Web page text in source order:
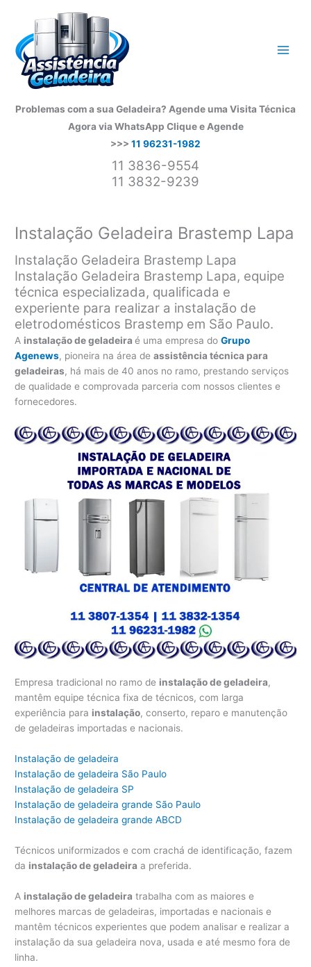
conteúdo
Problemas com a sua Geladeira? Agende uma Visita Técnica
Agora via WhatsApp Clique e Agende
>>> 11 96231-1982
11 3836-9554
11 3832-9239
Instalação Geladeira Brastemp Lapa
Instalação Geladeira Brastemp Lapa
Instalação Geladeira Brastemp Lapa, equipe
técnica especializada, qualificada e
experiente para realizar a instalação de
eletrodomésticos Brastemp em São Paulo.
A instalação de geladeiraé uma empresa doGrupo
Agenews, pioneira na área deassistência técnica para
geladeiras, há mais de 40 anos no ramo, prestando serviços
de qualidade e comprovada parceria com nossos clientes e
fornecedores.
Empresa tradicional no ramo de instalação de geladeira,
mantêm equipe técnica fixa de técnicos, com larga
experiência para instalação, conserto, reparo e manutenção
de geladeiras importadas e nacionais.
Instalação de geladeira
Instalação de geladeira São Paulo
Instalação de geladeira SP
Instalação de geladeira grande São Paulo
Instalação de geladeira grande ABCD
Técnicos uniformizados e com crachá de identificação, fazem
da instalação de geladeira a preferida.
A instalação de geladeira trabalha com as maiores e
melhores marcas de geladeiras, importadas e nacionais e
mantêm técnicos experientes que podem analisar e realizar a
instalação da sua geladeira nova, usada e até mesmo fora de
linha.